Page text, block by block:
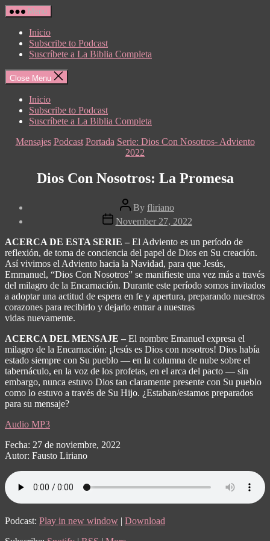
Skip
to
content
Menu
Inicio
Subscribe to Podcast
Suscríbete a La Biblia Completa
Close Menu
Inicio
Subscribe to Podcast
Suscríbete a La Biblia Completa
Categories
Mensajes Podcast Portada Serie: Dios Con Nosotros- Adviento
2022
Dios Con Nosotros: La Promesa
Post
author
By fliriano
Post
date
November 27, 2022
ACERCA DE ESTA SERIE – El Adviento es un período de
reflexión, de toma de conciencia del papel de Dios en Su creación.
Así vivimos el Adviento hacia la Navidad, para que Jesús,
Emmanuel, “Dios Con Nosotros” se manifieste una vez más a través
del milagro de la Encarnación. Durante este período somos invitados
a adoptar una actitud de espera en fe y apertura, preparando nuestros
corazones para recibirlo y dejarlo entrar a nuestras
vidas nuevamente.
ACERCA DEL MENSAJE – El nombre Emanuel expresa el
milagro de la Encarnación: ¡Jesús es Dios con nosotros! Dios había
estado siempre con Su pueblo — en la columna de nube sobre el
tabernáculo, en la voz de los profetas, en el arca del pacto — sin
embargo, nunca estuvo Dios tan claramente presente con Su pueblo
como lo estuvo a través de Su Hijo. ¿Estaban/estamos preparados
para su mensaje?
Audio MP3
Fecha: 27 de noviembre, 2022
Autor: Fausto Liriano
Podcast: Play in new window | Download